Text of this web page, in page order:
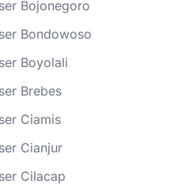
Bojonegoro
Bondowoso
Boyolali
Brebes
Ciamis
Cianjur
Cilacap